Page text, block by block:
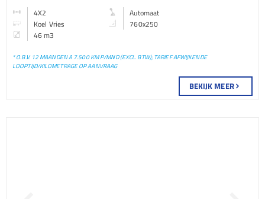
BAKWAGEN
4X2
Automaat
Koel Vries
760x250
46 m3
* O.B.V. 12 MAANDEN A 7.500 KM P/MND (EXCL. BTW); TARIEF AFWIJKENDE
LOOPTIJD/KILOMETRAGE OP AANVRAAG
BEKIJK MEER